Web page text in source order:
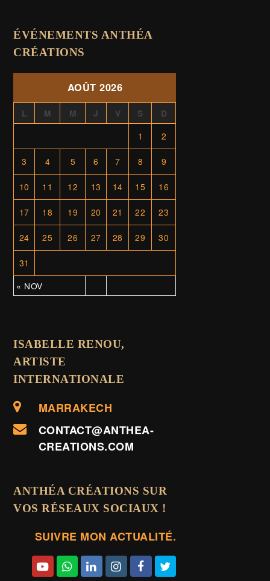
ÉVÉNEMENTS ANTHÉA
CRÉATIONS
AOÛT 2026
L M M J V S D
« NOV
1 2
3 4 5 6 7 8 9
10 11 12 13 14 15 16
17 18 19 20 21 22 23
24 25 26 27 28 29 30
31
ISABELLE RENOU,
ARTISTE
INTERNATIONALE
MARRAKECH
CONTACT@ANTHEA-
CREATIONS.COM
ANTHÉA CRÉATIONS SUR
VOS RÉSEAUX SOCIAUX !
SUIVRE MON ACTUALITÉ.
Y